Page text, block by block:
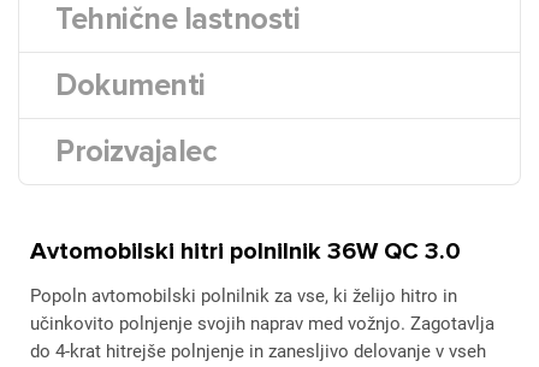
Tehnične lastnosti
Dokumenti
Proizvajalec
Avtomobilski hitri polnilnik 36W QC 3.0
Popoln avtomobilski polnilnik za vse, ki želijo hitro in
učinkovito polnjenje svojih naprav med vožnjo. Zagotavlja
do 4-krat hitrejše polnjenje in zanesljivo delovanje v vseh